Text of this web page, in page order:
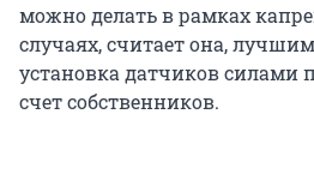
можно делать в рамках
случаях, считает она,
установка датчиков силами
счет собственников.